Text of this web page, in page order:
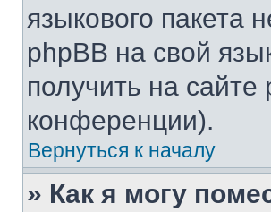
языкового пакета
phpBB на свой
получить на
конференции).
Вернуться к началу
» Как я могу